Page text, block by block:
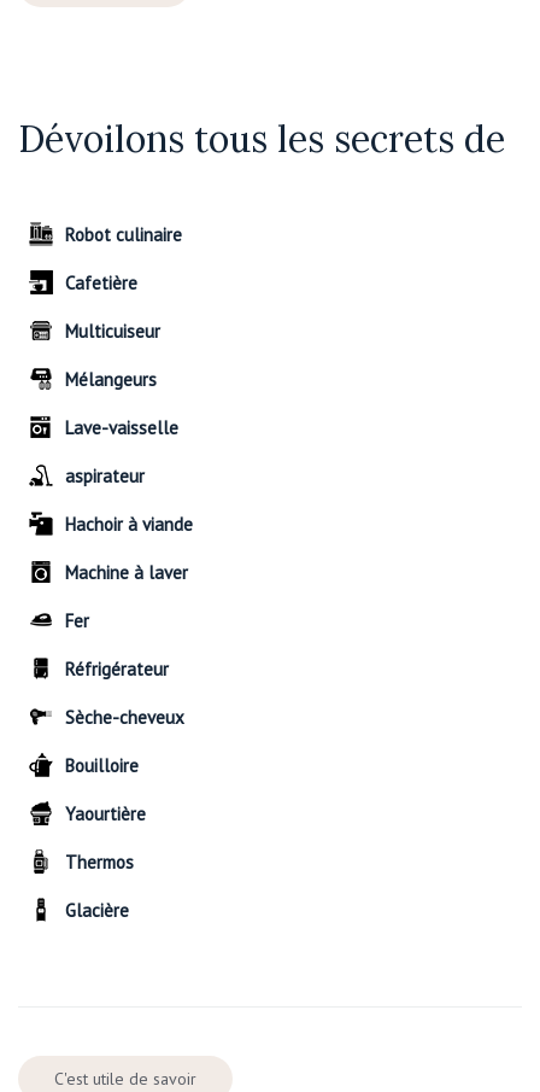
Dévoilons tous les secrets de
Robot culinaire
Cafetière
Multicuiseur
Mélangeurs
Lave-vaisselle
aspirateur
Hachoir à viande
Machine à laver
Fer
Réfrigérateur
Sèche-cheveux
Bouilloire
Yaourtière
Thermos
Glacière
C'est utile de savoir